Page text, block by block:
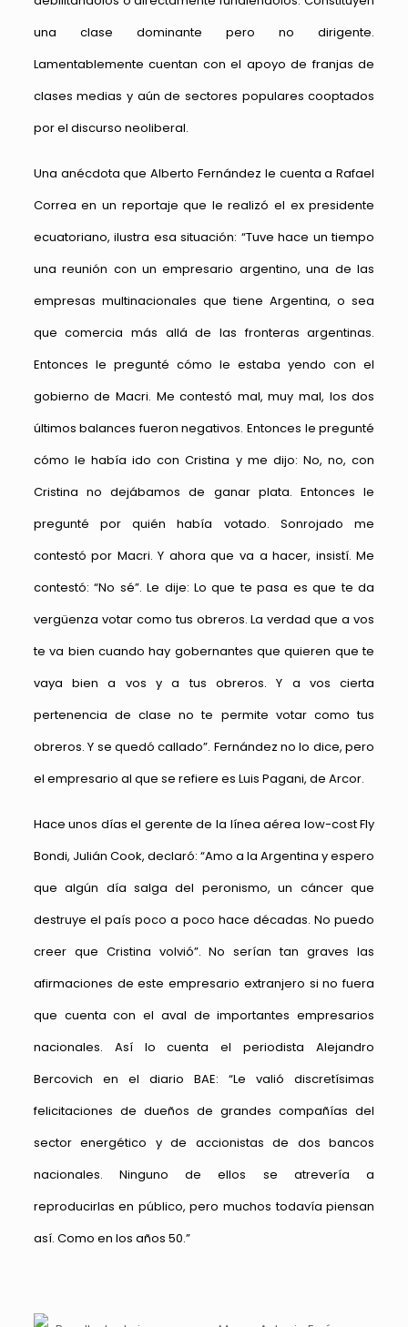
una clase dominante pero no dirigente.
Lamentablemente cuentan con el apoyo de franjas de
clases medias y aún de sectores populares cooptados
por el discurso neoliberal.
Una anécdota que Alberto Fernández le cuenta a Rafael
Correa en un reportaje que le realizó el ex presidente
ecuatoriano, ilustra esa situación: “Tuve hace un tiempo
una reunión con un empresario argentino, una de las
empresas multinacionales que tiene Argentina, o sea
que comercia más allá de las fronteras argentinas.
Entonces le pregunté cómo le estaba yendo con el
gobierno de Macri. Me contestó mal, muy mal, los dos
últimos balances fueron negativos. Entonces le pregunté
cómo le había ido con Cristina y me dijo: No, no, con
Cristina no dejábamos de ganar plata. Entonces le
pregunté por quién había votado. Sonrojado me
contestó por Macri. Y ahora que va a hacer, insistí. Me
contestó: “No sé”. Le dije: Lo que te pasa es que te da
vergüenza votar como tus obreros. La verdad que a vos
te va bien cuando hay gobernantes que quieren que te
vaya bien a vos y a tus obreros. Y a vos cierta
pertenencia de clase no te permite votar como tus
obreros. Y se quedó callado”. Fernández no lo dice, pero
el empresario al que se refiere es Luis Pagani, de Arcor.
Hace unos días el gerente de la línea aérea low-cost Fly
Bondi, Julián Cook, declaró: “Amo a la Argentina y espero
que algún día salga del peronismo, un cáncer que
destruye el país poco a poco hace décadas. No puedo
creer que Cristina volvió”. No serían tan graves las
afirmaciones de este empresario extranjero si no fuera
que cuenta con el aval de importantes empresarios
nacionales. Así lo cuenta el periodista Alejandro
Bercovich en el diario BAE: “Le valió discretísimas
felicitaciones de dueños de grandes compañías del
sector energético y de accionistas de dos bancos
nacionales. Ninguno de ellos se atrevería a
reproducirlas en público, pero muchos todavía piensan
así. Como en los años 50.”